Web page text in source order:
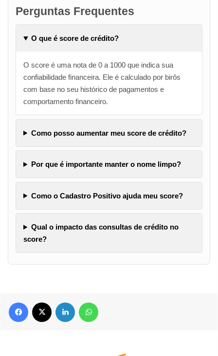
Perguntas Frequentes
O que é score de crédito?
O score é uma nota de 0 a 1000 que indica sua
confiabilidade financeira. Ele é calculado por birôs
com base no seu histórico de pagamentos e
comportamento financeiro.
Como posso aumentar meu score de crédito?
Por que é importante manter o nome limpo?
Como o Cadastro Positivo ajuda meu score?
Qual o impacto das consultas de crédito no
score?
Facebook Linkedin